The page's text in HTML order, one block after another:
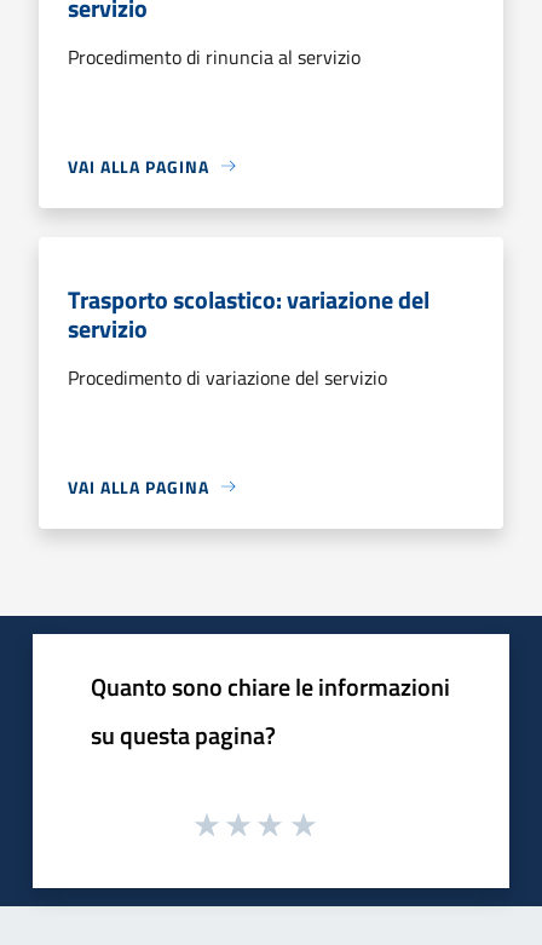
Procedimento di rinuncia al servizio
VAI ALLA PAGINA
Trasporto scolastico: variazione del
servizio
Procedimento di variazione del servizio
VAI ALLA PAGINA
Quanto sono chiare le informazioni
su questa pagina?